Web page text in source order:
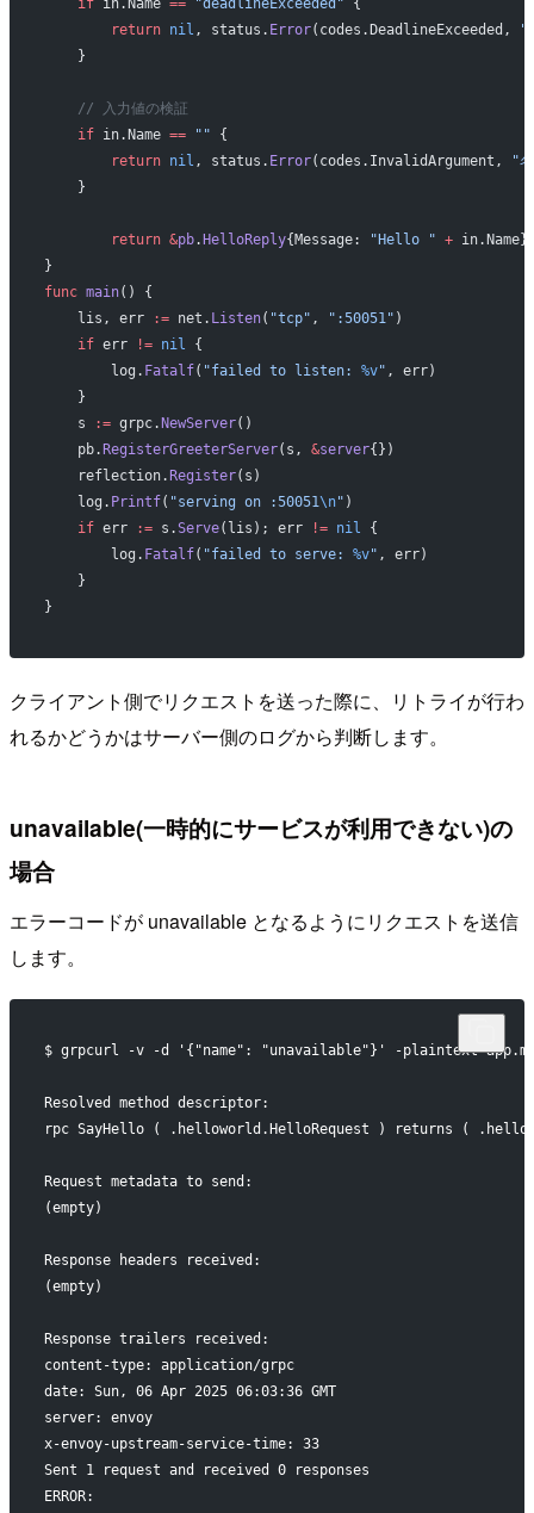
    if
in.Name == "deadlineExceeded" {
        return
nil , status. Error(codes.DeadlineExceeded,
    }
    // 入力値の検証
    if
in.Name == "" {
        return
nil , status. Error(codes.InvalidArgument,
"
    }
	return
&pb. HelloReply{Message: "Hello " +
}
func main() {
    lis, err
:= net. Listen( "tcp" , ":50051" )
    if
err != nil {
        log.
Fatalf( "failed to listen: %v" , err)
    }
    s
:= grpc. NewServer()
    pb.
RegisterGreeterServer(s, &server{})
    reflection.
Register(s)
    log.
Printf( "serving on :50051\n" )
    if
err := s.Serve(lis); err != nil {
        log.
Fatalf( "failed to serve: %v" , err)
    }
}
クライアント側でリクエストを送った際に、リトライが行わ
れるかどうかはサーバー側のログから判断します。
unavailable(一時的にサービスが利用できない)の
場合
エラーコードが unavailable となるようにリクエストを送信
します。
$ grpcurl -v -d '{"name": "unavailable"}' -plaintext
Resolved method descriptor:
rpc SayHello ( .helloworld.HelloRequest ) returns (
Request metadata to send:
(empty)
Response headers received:
(empty)
Response trailers received:
content-type: application/grpc
date: Sun, 06 Apr 2025 06:03:36 GMT
server: envoy
x-envoy-upstream-service-time: 33
Sent 1 request and received 0 responses
ERROR: